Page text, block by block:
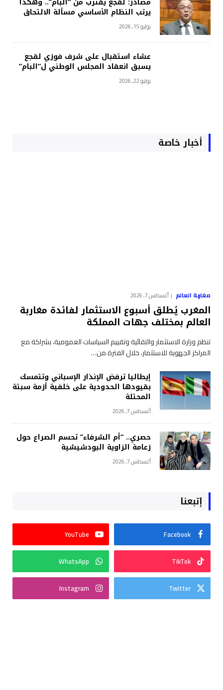
يرتب النظام الأساسي مسألة الالتحاق
يوليو 15, 2026
عشاء استقبال على شرف فوزي لقجع
يسبق انعقاد المجلس الوطني ل”البام”
يوليو 22, 2026
أخبار خاصة
مغاربة العالم أغسطس 7, 2026
المغرب يُطلق أسبوع الاستثمار لفائدة مغاربة
العالم بمختلف جهات المملكة
تنظم وزارة الاستثمار والتقائية وتقييم السياسات العمومية، بشراكة مع
المراكز الجهوية للاستثمار، خلال الفترة من…
إيطاليا ترفض الإنذار الإسباني وتتمسك
بقيودها الحدودية على خلفية أزمة سبتة
المحتلة
أغسطس 7, 2026
حصري.. “أم الشرفاء” تحسم الصراع حول
زعامة الزاوية البودشيشية
أغسطس 7, 2026
إتبعنا
Facebook
YouTube
TikTok
WhatsApp
Twitter
Instagram